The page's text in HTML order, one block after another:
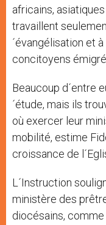
africains,
travaillent
´évangélisation et
concitoyens
Beaucoup d´entre
´étude, mais ils
où exercer leur
mobilité, estime
croissance de
L´Instruction
ministère des
diocésains,